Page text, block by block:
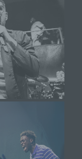
eines
Online-Shop
in den
ein Cookie.
von
jederzeit
des
und damit
gesetzte
oder
werden. Dies
möglich.